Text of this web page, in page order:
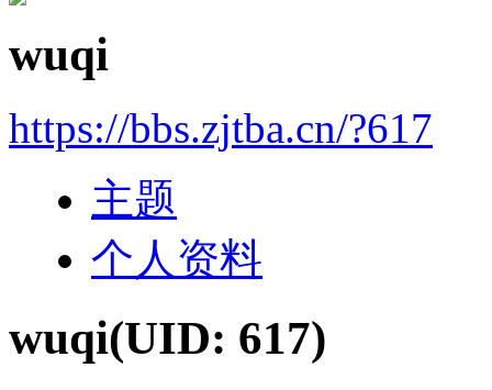
wuqi
https://bbs.zjtba.cn/?617
主题
个人资料
wuqi(UID: 617)